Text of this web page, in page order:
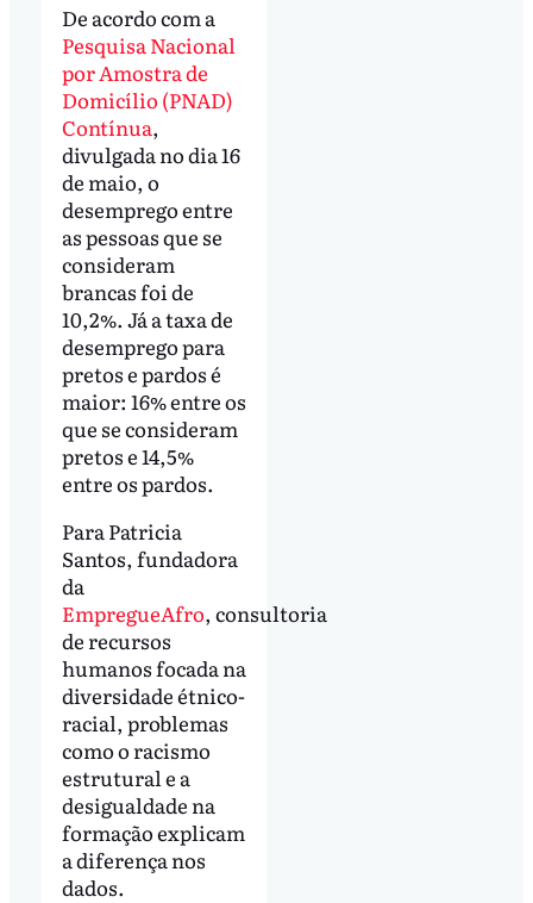
De acordo com a
Pesquisa Nacional
por Amostra de
Domicílio (PNAD)
Contínua,
divulgada no dia 16
de maio, o
desemprego entre
as pessoas que se
consideram
brancas foi de
10,2%. Já a taxa de
desemprego para
pretos e pardos é
maior: 16% entre os
que se consideram
pretos e 14,5%
entre os pardos.
Para Patricia
Santos, fundadora
da
EmpregueAfro, consultoria
de recursos
humanos focada na
diversidade étnico-
racial, problemas
como o racismo
estrutural e a
desigualdade na
formação explicam
a diferença nos
dados.